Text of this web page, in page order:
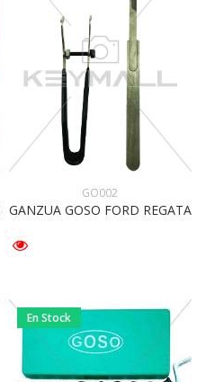
GO002
GANZUA GOSO FORD REGATA
En Stock